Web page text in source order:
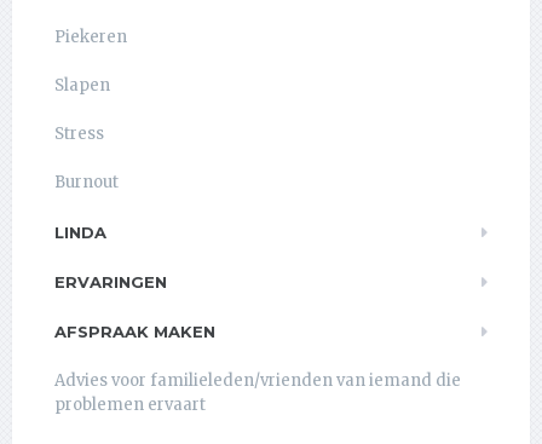
Piekeren
Slapen
Stress
Burnout
LINDA
ERVARINGEN
AFSPRAAK MAKEN
Advies voor familieleden/vrienden van iemand die
problemen ervaart